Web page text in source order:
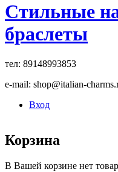
Стильные
браслеты
тел: 89148993853
e-mail: shop@italian-
Вход
Корзина
В Вашей корзине нет